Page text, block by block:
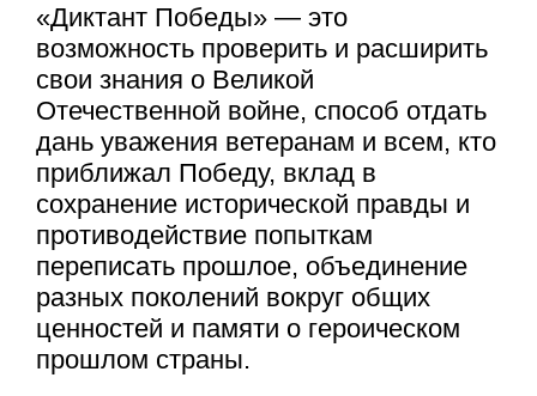
«Диктант Победы» — это
возможность проверить и расширить
свои знания о Великой
Отечественной войне, способ отдать
дань уважения ветеранам и всем, кто
приближал Победу, вклад в
сохранение исторической правды и
противодействие попыткам
переписать прошлое, объединение
разных поколений вокруг общих
ценностей и памяти о героическом
прошлом страны.